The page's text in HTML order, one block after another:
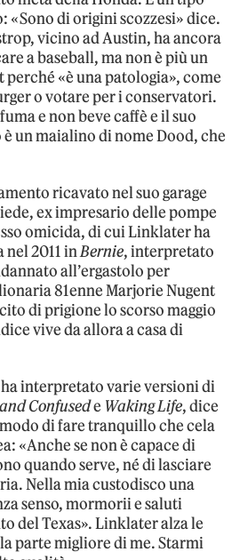
«Sono di origini scozzesi» dice.
vicino ad Austin, ha ancora
a baseball, ma non è più un
«è una patologia», come
o votare per i conservatori.
e non beve caffè e il suo
un maialino di nome Dood, che
ricavato nel suo garage
ex impresario delle pompe
omicida, di cui Linklater ha
nel 2011 inBernie, interpretato
all’ergastolo per
81enne Marjorie Nugent
di prigione lo scorso maggio
vive da allora a casa di
interpretato varie versioni di
Confusede Waking Life, dice
di fare tranquillo che cela
«Anche se non è capace di
quando serve, né di lasciare
Nella mia custodisco una
senso, mormorii e saluti
del Texas». Linklater alza le
parte migliore di me. Starmi